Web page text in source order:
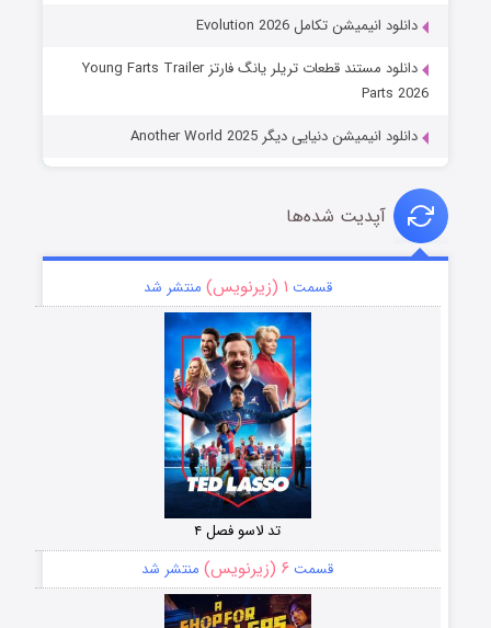
دانلود انیمیشن تکامل Evolution 2026
دانلود مستند قطعات تریلر یانگ فارتز Young Farts Trailer
Parts 2026
دانلود انیمیشن دنیایی دیگر Another World 2025
آپدیت شده‌ها
قسمت ۱ (زیرنویس) منتشر شد
تد لاسو فصل ۴
قسمت ۶ (زیرنویس) منتشر شد